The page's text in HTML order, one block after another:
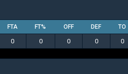
FTA FT% OFF DEF TO
0 0 0 0 0